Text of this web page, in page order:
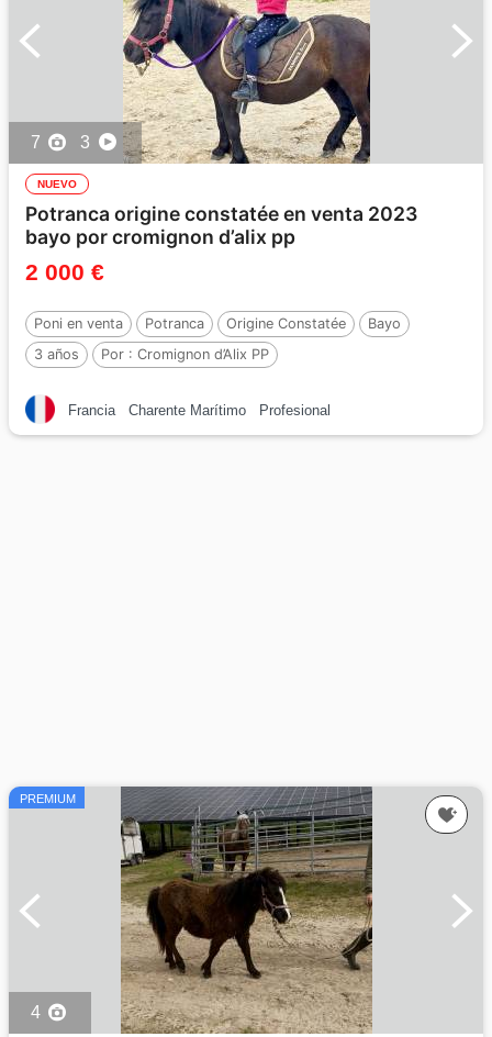
7 3
NUEVO
Potranca origine constatée en venta 2023
bayo por cromignon d’alix pp
2 000 €
Poni en venta Potranca Origine Constatée
Bayo
3 años
Por : Cromignon d’Alix PP
Francia Charente Marítimo Profesional
PREMIUM
4